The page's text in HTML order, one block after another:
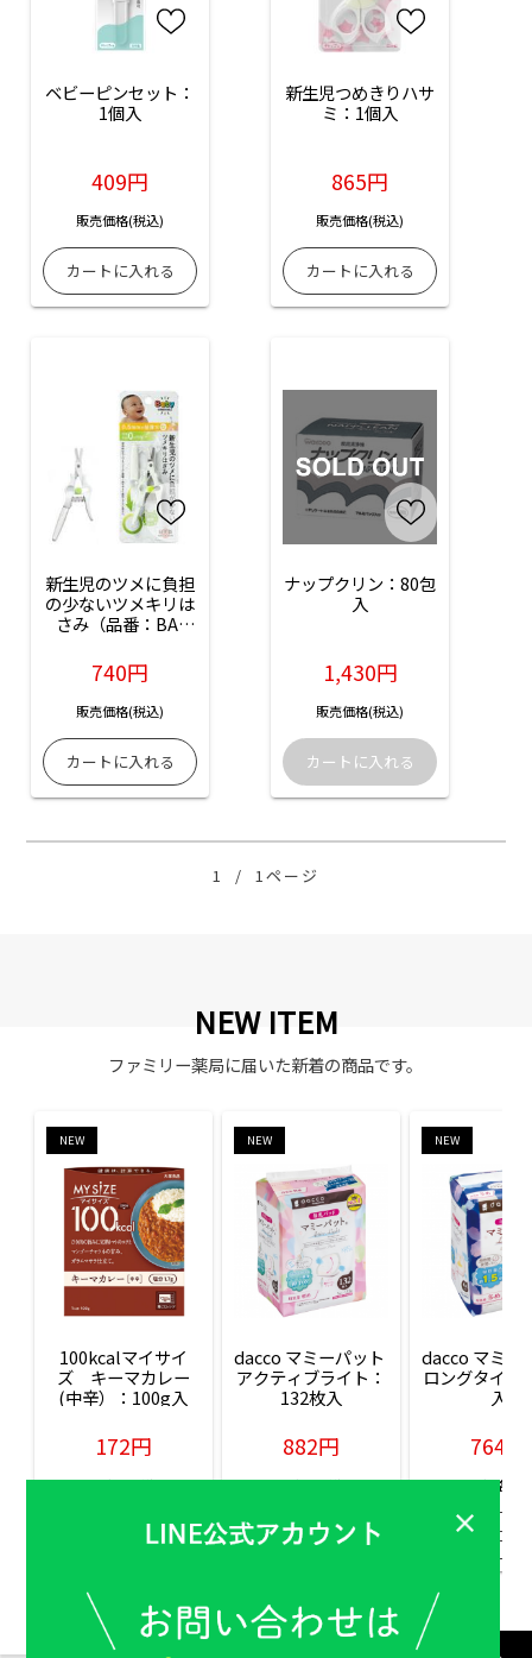
ベビーピンセット：
1個入
409円
販売価格(税込)
新生児つめきりハサ
ミ：1個入
865円
販売価格(税込)
新生児のツメに負担
の少ないツメキリは
さみ（品番：BA-
740円
販売価格(税込)
ナップクリン：80包
入
1,430円
販売価格(税込)
1 / 1ページ
NEW ITEM
ファミリー薬局に届いた新着の商品です。
NEW
100kcalマイサイ
ズ　キーマカレー
(中辛）：100g入
172円
販売価格(税込)
NEW
dacco マミーパット
アクティブライト：
132枚入
882円
販売価格(税込)
NEW
dacco マミー
ロングタイム
入
764円
販売価格(税